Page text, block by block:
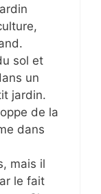
sol et
un
jardin.
de la
dans
mais il
le fait